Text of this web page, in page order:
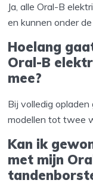
Ja, alle Oral-B
en kunnen onder
Hoelang
Oral-B
mee?
Bij volledig
modellen tot twee
Kan ik
met mijn